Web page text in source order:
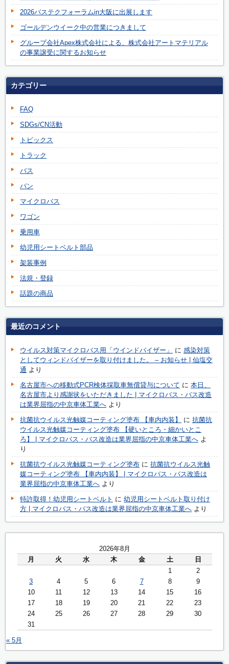
2026バステクフォーラムin大阪に出展します
ゴールデンウイーク中の営業につきまして
グループ会社Apex株式会社による、株式会社アートマテリアル
の事業譲受に関するお知らせ
カテゴリー
FAQ
SDGs/CN活動
トピックス
トラック
バス
バン
マイクロバス
ワゴン
乗用車
幼児用シートベルト部品
架装事例
法規・登録
話題の商品
最近のコメント
ウイルス対策マイクロバス用「ウインドバイザー」 に 感染対策
としてウィンドバイザーを取り付けました。 – お知らせ | 仙塩交
通 より
名古屋市への移動式PCR検体採取車無償貸与について に 本日、
名古屋市より感謝状をいただきました | マイクロバス・バス改造
は業界屈指の中京車体工業へ より
抗菌抗ウイルス光触媒コーティング塗布 【車内内装】
に 抗菌抗
ウイルス光触媒コーティング塗布 【硬いところ・細かいとこ
ろ】 | マイクロバス・バス改造は業界屈指の中京車体工業へ よ
り
抗菌抗ウイルス光触媒コーティング塗布 に 抗菌抗ウイルス光触
媒コーティング塗布 【車内内装】 | マイクロバス・バス改造は
業界屈指の中京車体工業へ より
特許取得！幼児用シートベルト に 幼児用シートベルト取り付け
方 | マイクロバス・バス改造は業界屈指の中京車体工業へ より
2026年8月
月
火 水 木 金 土
日
1
2
3
4 5 6 7 8
9
10
11 12 13 14 15
16
17
18 19 20 21 22
23
24
25 26 27 28 29
30
31
« 5月